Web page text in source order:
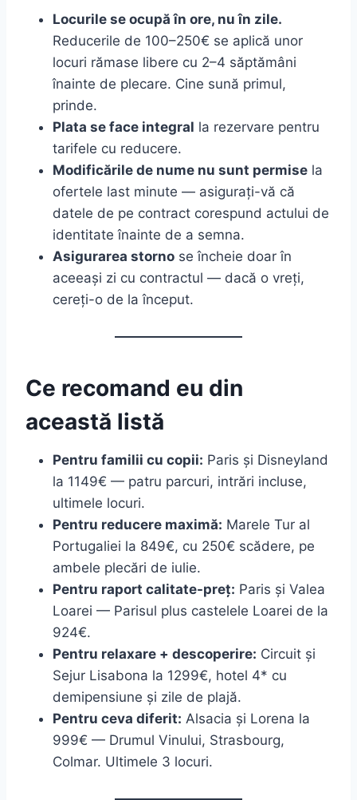
Locurile se ocupă în ore, nu în zile.
Reducerile de 100–250€ se aplică unor
locuri rămase libere cu 2–4 săptămâni
înainte de plecare. Cine sună primul,
prinde.
Plata se face integral la rezervare pentru
tarifele cu reducere.
Modificările de nume nu sunt permise la
ofertele last minute — asigurați-vă că
datele de pe contract corespund actului de
identitate înainte de a semna.
Asigurarea storno se încheie doar în
aceeași zi cu contractul — dacă o vreți,
cereți-o de la început.
Ce recomand eu din
această listă
Pentru familii cu copii: Paris și Disneyland
la 1149€ — patru parcuri, intrări incluse,
ultimele locuri.
Pentru reducere maximă: Marele Tur al
Portugaliei la 849€, cu 250€ scădere, pe
ambele plecări de iulie.
Pentru raport calitate-preț: Paris și Valea
Loarei — Parisul plus castelele Loarei de la
924€.
Pentru relaxare + descoperire: Circuit și
Sejur Lisabona la 1299€, hotel 4* cu
demipensiune și zile de plajă.
Pentru ceva diferit: Alsacia și Lorena la
999€ — Drumul Vinului, Strasbourg,
Colmar. Ultimele 3 locuri.